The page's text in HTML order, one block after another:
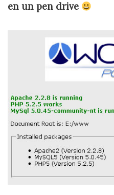
en un pen drive